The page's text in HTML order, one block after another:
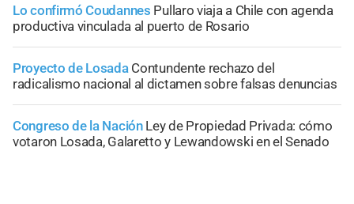
Lo confirmó Coudannes Pullaro viaja a Chile con agenda
productiva vinculada al puerto de Rosario
Proyecto de Losada Contundente rechazo del
radicalismo nacional al dictamen sobre falsas denuncias
Congreso de la Nación Ley de Propiedad Privada: cómo
votaron Losada, Galaretto y Lewandowski en el Senado